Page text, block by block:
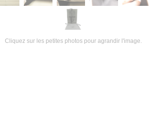
Cliquez sur les petites photos pour agrandir l'image.